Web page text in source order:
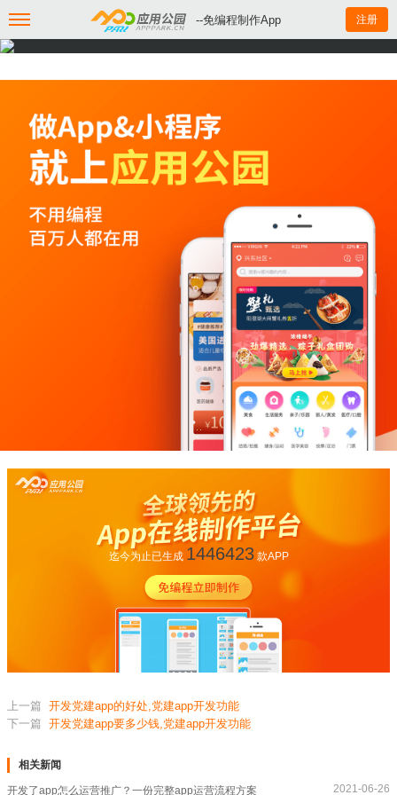
--免编程制作App 注册
迄今为止已生成 1446423款APP
上一篇 开发党建app的好处,党建app开发功能
下一篇 开发党建app要多少钱,党建app开发功能
相关新闻
开发了app怎么运营推广？一份完整app运营流程方案 2021-06-26